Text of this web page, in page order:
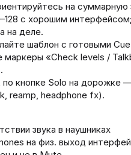
на
с хорошим
на деле.
шаблон с готовыми
маркеры «Check levels /
по кнопке Solo на дорожке
reamp, headphone fx).
звука в наушниках
на физ. выход